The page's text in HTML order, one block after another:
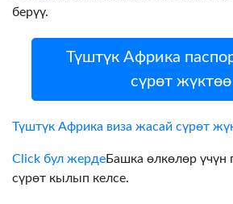
берүү.
Түштүк Африка
сүрөт жүктөө
Түштүк Африка виза жасай сүрөт
Click бул жердеБашка өлкөлөр үчүн
сүрөт кылып келсе.